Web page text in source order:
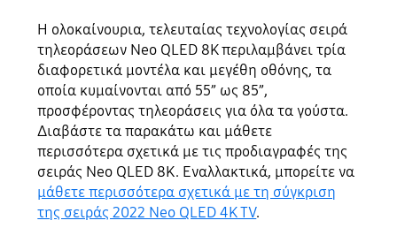
Η ολοκαίνουρια, τελευταίας τεχνολογίας σειρά
τηλεοράσεων Neo QLED 8K περιλαμβάνει τρία
διαφορετικά μοντέλα και μεγέθη οθόνης, τα
οποία κυμαίνονται από 55” ως 85”,
προσφέροντας τηλεοράσεις για όλα τα γούστα.
Διαβάστε τα παρακάτω και μάθετε
περισσότερα σχετικά με τις προδιαγραφές της
σειράς Neo QLED 8K. Εναλλακτικά, μπορείτε να
μάθετε περισσότερα σχετικά με τη σύγκριση
της σειράς 2022 Neo QLED 4K TV.